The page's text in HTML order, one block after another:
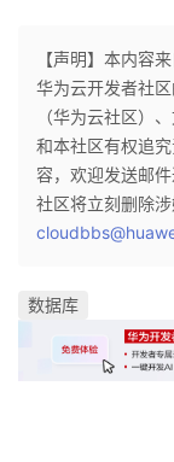
【声明】本内容
华为云开发者社
（华为云社区）
和本社区有权追
容，欢迎发送邮
社区将立刻删除涉
数据库